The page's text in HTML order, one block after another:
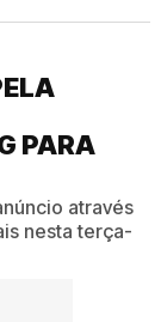
PARA
através
nesta terça-